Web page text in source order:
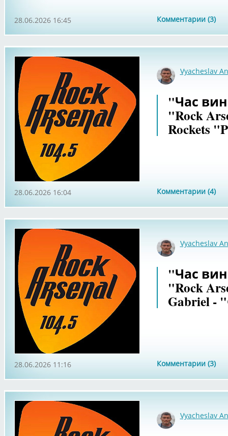
Комментарии (3)
28.06.2026 16:45
Vyacheslav
"Час
"Rock
Rockets
Комментарии (4)
28.06.2026 16:04
Vyacheslav
"Час
"Rock
Gabriel -
Комментарии (3)
28.06.2026 11:16
Vyacheslav